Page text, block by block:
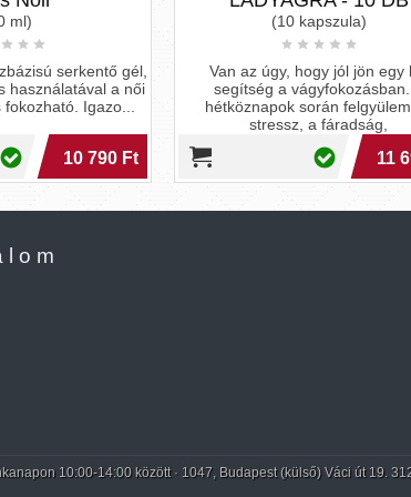
serkentő gél,
a női
Igazo...
10 790 Ft
(10 kapszula)
Van az úgy, hogy jól jön egy kis
segítség a vágyfokozásban. A
hétköznapok során felgyülemlett
stressz, a fáradság,
11
10:00-14:00 között · 1047, Budapest (külső) Váci út 19.